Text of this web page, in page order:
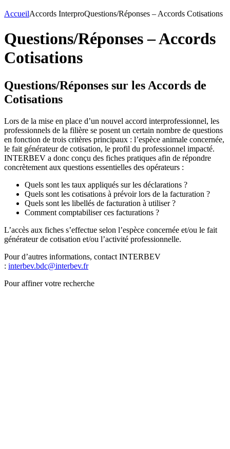
AccueilAccords InterproQuestions/Réponses – Accords Cotisations
Questions/Réponses – Accords
Cotisations
Questions/Réponses sur les Accords de
Cotisations
Lors de la mise en place d’un nouvel accord interprofessionnel, les
professionnels de la filière se posent un certain nombre de questions
en fonction de trois critères principaux : l’espèce animale concernée,
le fait générateur de cotisation, le profil du professionnel impacté.
INTERBEV a donc conçu des fiches pratiques afin de répondre
concrètement aux questions essentielles des opérateurs :
Quels sont les taux appliqués sur les déclarations ?
Quels sont les cotisations à prévoir lors de la facturation ?
Quels sont les libellés de facturation à utiliser ?
Comment comptabiliser ces facturations ?
L’accès aux fiches s’effectue selon l’espèce concernée et/ou le fait
générateur de cotisation et/ou l’activité professionnelle.
Pour d’autres informations, contact INTERBEV
: interbev.bdc@interbev.fr
Pour affiner votre recherche